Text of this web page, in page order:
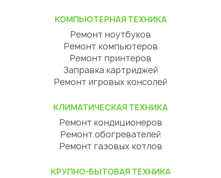
КОМПЬЮТЕРНАЯ ТЕХНИКА
Ремонт ноутбуков
Ремонт компьютеров
Ремонт принтеров
Заправка картриджей
Ремонт игровых консолей
КЛИМАТИЧЕСКАЯ ТЕХНИКА
Ремонт кондиционеров
Ремонт обогревателей
Ремонт газовых котлов
КРУПНО-БЫТОВАЯ ТЕХНИКА